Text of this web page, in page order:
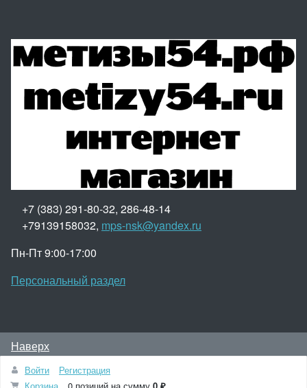
+7 (383) 291-80-32, 286-48-14
+79139158032, mps-nsk@yandex.ru
Пн-Пт 9:00-17:00
Персональный раздел
Наверх
Войти
Регистрация